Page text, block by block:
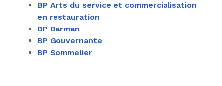
BP Arts du service et commercialisation
en restauration
BP Barman
BP Gouvernante
BP Sommelier